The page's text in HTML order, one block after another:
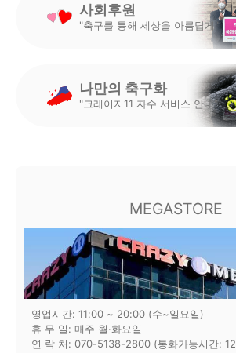
사회후원
"축구를 통해 세상을 아름답게"
나만의 축구화
"크레이지11 자수 서비스 안내"
MEGASTORE
영업시간: 11:00 ~ 20:00 (수~일요일)
휴 무 일: 매주 월·화요일
연 락 처: 070-5138-2800 (통화가능시간: